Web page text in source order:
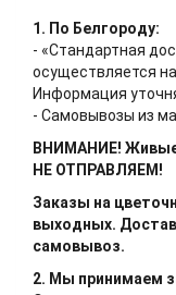
1. По Белгороду:
- «Стандартная
осуществляется
Информация
- Самовывозы из
ВНИМАНИЕ! Живые
НЕ ОТПРАВЛЯЕМ!
Заказы на
выходных.
самовывоз.
2. Мы принимаем